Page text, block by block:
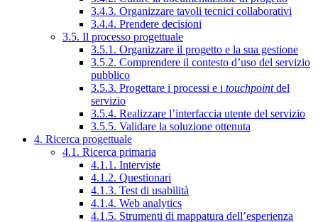
3.4.3. Organizzare tavoli tecnici collaborativi
3.4.4. Prendere decisioni
3.5. Il processo progettuale
3.5.1. Organizzare il progetto e la sua gestione
3.5.2. Comprendere il contesto d’uso del servizio
pubblico
3.5.3. Progettare i processi e i touchpointdel
servizio
3.5.4. Realizzare l’interfaccia utente del servizio
3.5.5. Validare la soluzione ottenuta
4. Ricerca progettuale
4.1. Ricerca primaria
4.1.1. Interviste
4.1.2. Questionari
4.1.3. Test di usabilità
4.1.4. Web analytics
4.1.5. Strumenti di mappatura dell’esperienza